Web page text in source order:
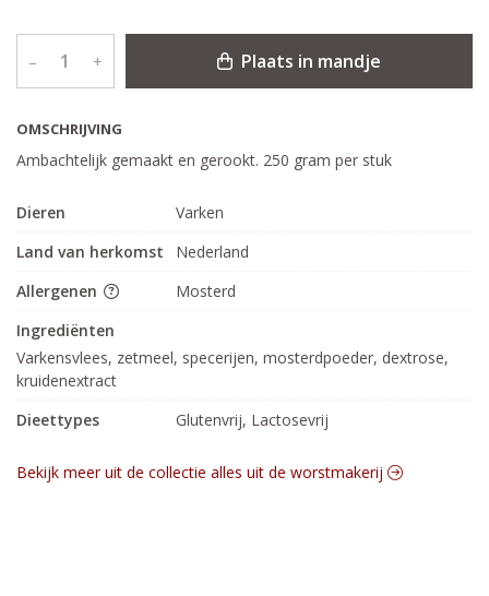
OMSCHRIJVING
Ambachtelijk gemaakt en gerookt. 250 gram per stuk
– + Plaats in mandje
Dieren
Varken
Land van herkomst
Nederland
Allergenen
Mosterd
Ingrediënten
Varkensvlees, zetmeel, specerijen, mosterdpoeder, dextrose,
kruidenextract
Dieettypes
Glutenvrij, Lactosevrij
Bekijk meer uit de collectie alles uit de worstmakerij